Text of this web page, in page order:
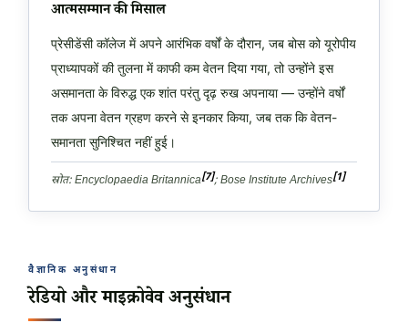
आत्मसम्मान की मिसाल
प्रेसीडेंसी कॉलेज में अपने आरंभिक वर्षों के दौरान, जब बोस को यूरोपीय
प्राध्यापकों की तुलना में काफी कम वेतन दिया गया, तो उन्होंने इस
असमानता के विरुद्ध एक शांत परंतु दृढ़ रुख अपनाया — उन्होंने वर्षों
तक अपना वेतन ग्रहण करने से इनकार किया, जब तक कि वेतन-
समानता सुनिश्चित नहीं हुई।
स्रोत: Encyclopaedia Britannica[7]; Bose Institute Archives[1]
वैज्ञानिक अनुसंधान
रेडियो और माइक्रोवेव अनुसंधान